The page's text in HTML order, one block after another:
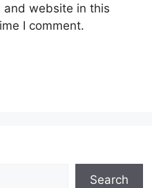
and website in this
I comment.
Search